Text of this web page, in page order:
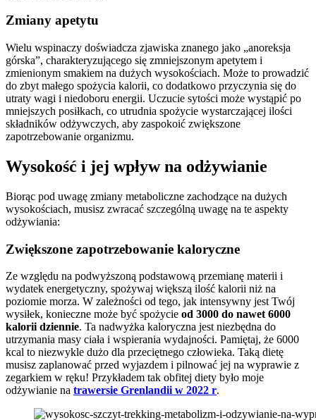
Zmiany apetytu
Wielu wspinaczy doświadcza zjawiska znanego jako „anoreksja
górska”, charakteryzującego się zmniejszonym apetytem i
zmienionym smakiem na dużych wysokościach. Może to prowadzić
do zbyt małego spożycia kalorii, co dodatkowo przyczynia się do
utraty wagi i niedoboru energii. Uczucie sytości może wystąpić po
mniejszych posiłkach, co utrudnia spożycie wystarczającej ilości
składników odżywczych, aby zaspokoić zwiększone
zapotrzebowanie organizmu.
Wysokość i jej wpływ na odżywianie
Biorąc pod uwagę zmiany metaboliczne zachodzące na dużych
wysokościach, musisz zwracać szczególną uwagę na te aspekty
odżywiania:
Zwiększone zapotrzebowanie kaloryczne
Ze względu na podwyższoną podstawową przemianę materii i
wydatek energetyczny, spożywaj większą ilość kalorii niż na
poziomie morza. W zależności od tego, jak intensywny jest Twój
wysiłek, konieczne może być spożycie od 3000 do nawet 6000
kalorii dziennie. Ta nadwyżka kaloryczna jest niezbędna do
utrzymania masy ciała i wspierania wydajności. Pamiętaj, że 6000
kcal to niezwykle dużo dla przeciętnego człowieka. Taką dietę
musisz zaplanować przed wyjazdem i pilnować jej na wyprawie z
zegarkiem w ręku! Przykładem tak obfitej diety było moje
odżywianie na trawersie Grenlandii w 2022 r.